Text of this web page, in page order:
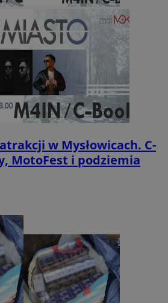
w Mysłowicach. C-
MotoFest i podziemia